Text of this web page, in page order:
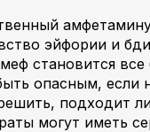
эйфории и
становится
опасным, если
подходит
могут иметь